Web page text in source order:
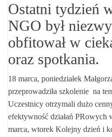
Ostatni tydzień
NGO był
obfitował w
oraz spotkania.
18 marca, poniedziałek
przeprowadziła szkolenie na
Uczestnicy otrzymali dużo
efektywność działań PRowych
marca, wtorek Kolejny dzień i